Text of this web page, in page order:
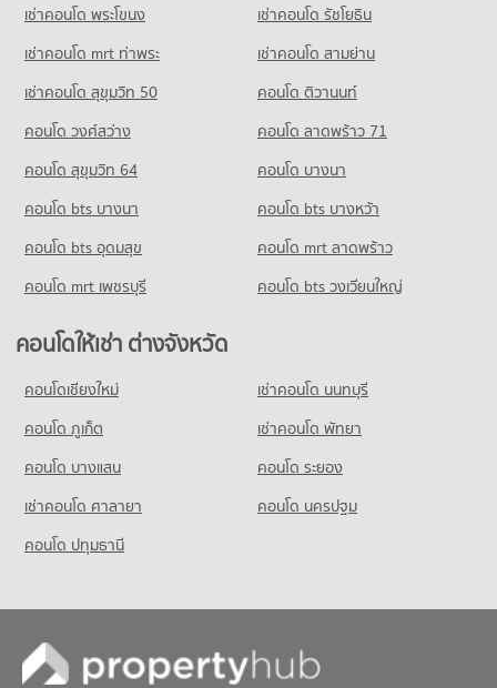
คอนโด ไบเทค บางนา
231 โครงการ
คอนโดให้เช่า ไบเทค บางนา
มีคอนโดให้เช่า 9,456 ประกาศ
ขายคอนโด ไบเทค บางนา
เช่าคอนโด พระโขนง
เช่าคอนโด รัชโยธิน
เช่าคอนโด mrt ท่าพระ
เช่าคอนโด สามย่าน
เช่าคอนโด สุขุมวิท 50
คอนโด ติวานนท์
คอนโด วงศ์สว่าง
คอนโด ลาดพร้าว 71
คอนโด สุขุมวิท 64
คอนโด บางนา
คอนโด bts บางนา
คอนโด bts บางหว้า
คอนโด bts อุดมสุข
คอนโด mrt ลาดพร้าว
คอนโด mrt เพชรบุรี
คอนโด bts วงเวียนใหญ่
คอนโดให้เช่า ต่างจังหวัด
คอนโดเชียงใหม่
เช่าคอนโด นนทบุรี
คอนโด ภูเก็ต
เช่าคอนโด พัทยา
คอนโด บางแสน
คอนโด ระยอง
เช่าคอนโด ศาลายา
คอนโด นครปฐม
คอนโด ปทุมธานี